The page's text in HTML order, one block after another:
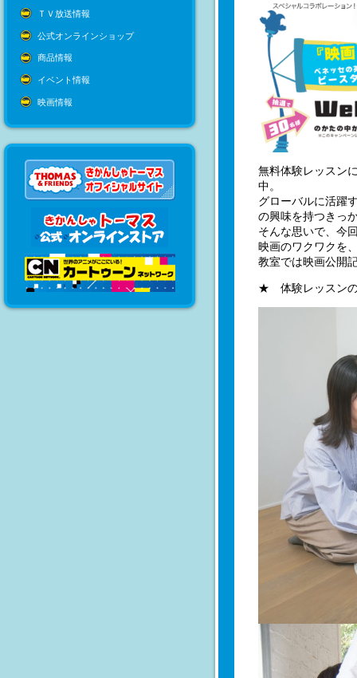
ＴＶ放送情報
公式オンラインショップ
商品情報
イベント情報
映画情報
無料体験レッスン
中。
グローバルに活躍
の興味を持つきっ
そんな思いで、今
映画のワクワクを
教室では映画公開
★ 体験レッスンの